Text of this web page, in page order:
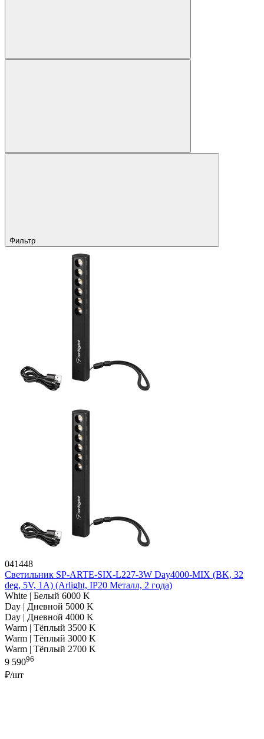
Фильтр
041448
Светильник SP-ARTE-SIX-L227-3W Day4000-MIX (BK, 32
deg, 5V, 1A) (Arlight, IP20 Металл, 2 года)
White | Белый 6000 K
Day | Дневной 5000 K
Day | Дневной 4000 K
Warm | Тёплый 3500 K
Warm | Тёплый 3000 K
Warm | Тёплый 2700 K
9 59096
₽/шт